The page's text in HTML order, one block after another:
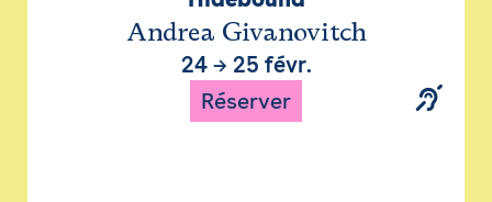
Andrea Givanovitch
24→ 25 févr.
Réserver